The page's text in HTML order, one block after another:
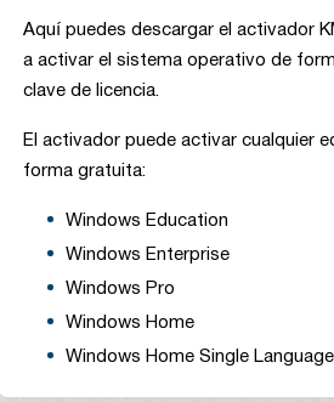
Aquí puedes descargar el activador
a activar el sistema operativo de
clave de licencia.
El activador puede activar cualquier
forma gratuita:
Windows Education
Windows Enterprise
Windows Pro
Windows Home
Windows Home Single Language